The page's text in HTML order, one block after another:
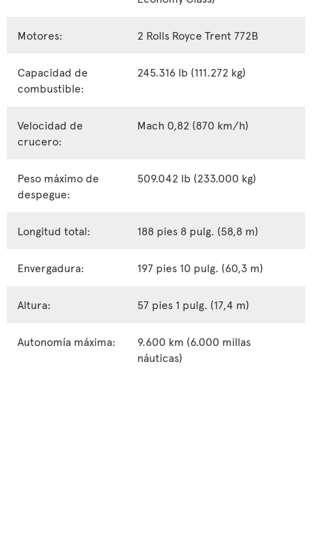
Motores: 2 Rolls Royce Trent 772B
Capacidad de
combustible:
245.316 lb (111.272 kg)
Velocidad de
crucero:
Mach 0,82 (870 km/h)
Peso máximo de
despegue:
509.042 lb (233.000 kg)
Longitud total: 188 pies 8 pulg. (58,8 m)
Envergadura: 197 pies 10 pulg. (60,3 m)
Altura: 57 pies 1 pulg. (17,4 m)
Autonomía máxima:
9.600 km (6.000 millas
náuticas)